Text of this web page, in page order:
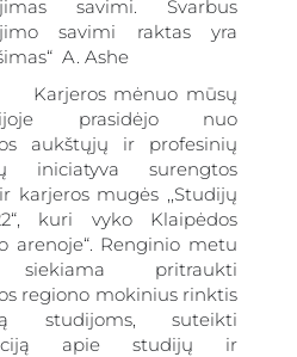
gimnazija
savimi. Svarbus
savimi raktas yra
A. Ashe
mėnuo mūsų
prasidėjo nuo
aukštųjų ir profesinių
iniciatyva surengtos
karjeros mugės ,,Studijų
kuri vyko Klaipėdos
arenoje“. Renginio metu
pritraukti
regiono mokinius rinktis
studijoms, suteikti
apie studijų ir